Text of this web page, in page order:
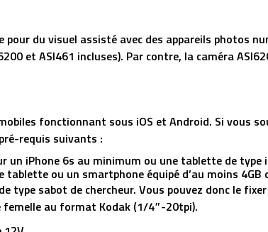
pour du visuel assisté avec des appareils photos
et ASI461 incluses). Par contre, la caméra
fonctionnant sous iOS et Android. Si vous
requis suivants :
un iPhone 6s au minimum ou une tablette de type
ou un smartphone équipé d’au moins 4GB
type sabot de chercheur. Vous pouvez donc le
femelle au format Kodak (1/4″-20tpi).